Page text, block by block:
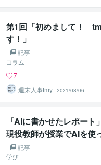
第1回「初めまして！
す！」
記事
コラム
7
週末人事tmy 2021/08/06
「AIに書かせたレポート
現役教師が授業でAIを使
当の“思考”の深め方
記事
学び